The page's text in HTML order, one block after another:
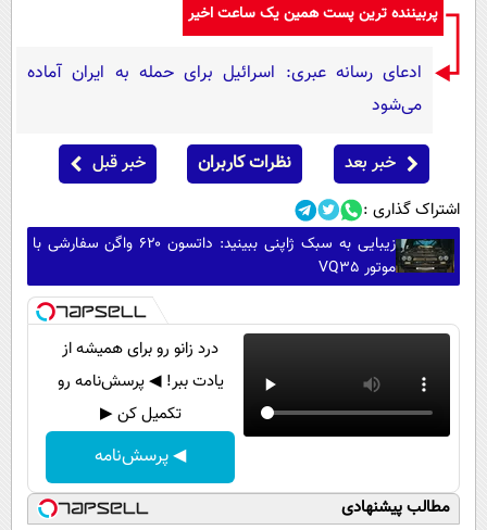
پربیننده ترین پست همین یک ساعت اخیر
ادعای رسانه عبری: اسرائیل برای حمله به ایران آماده
می‌شود
خبر بعد نظرات کاربران خبر قبل
اشتراک گذاری :
زیبایی به سبک ژاپنی ببینید: داتسون ۶۲۰ واگن سفارشی با
موتور VQ35
درد زانو رو برای همیشه از
یادت ببر! ◀ پرسش‌نامه رو
تکمیل کن ▶
◀ پرسش‌نامه
مطالب پیشنهادی